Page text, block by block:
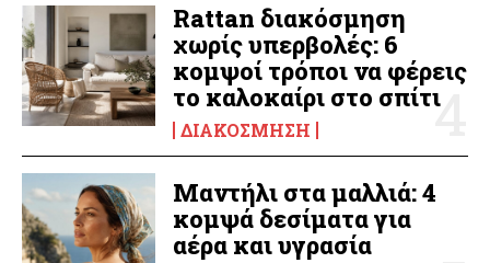
Rattan διακόσμηση
χωρίς υπερβολές: 6
κομψοί τρόποι να φέρεις
το καλοκαίρι στο σπίτι
ΔΙΑΚΌΣΜΗΣΗ
Μαντήλι στα μαλλιά: 4
κομψά δεσίματα για
αέρα και υγρασία